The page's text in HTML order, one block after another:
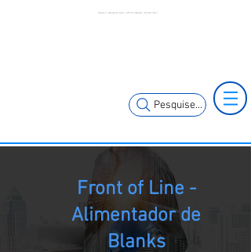
Estamparia | Automação de Prensas | MCK Press Automation | São Paulo | Brasil
Pesquise...
Front of Line -
Alimentador de
Blanks